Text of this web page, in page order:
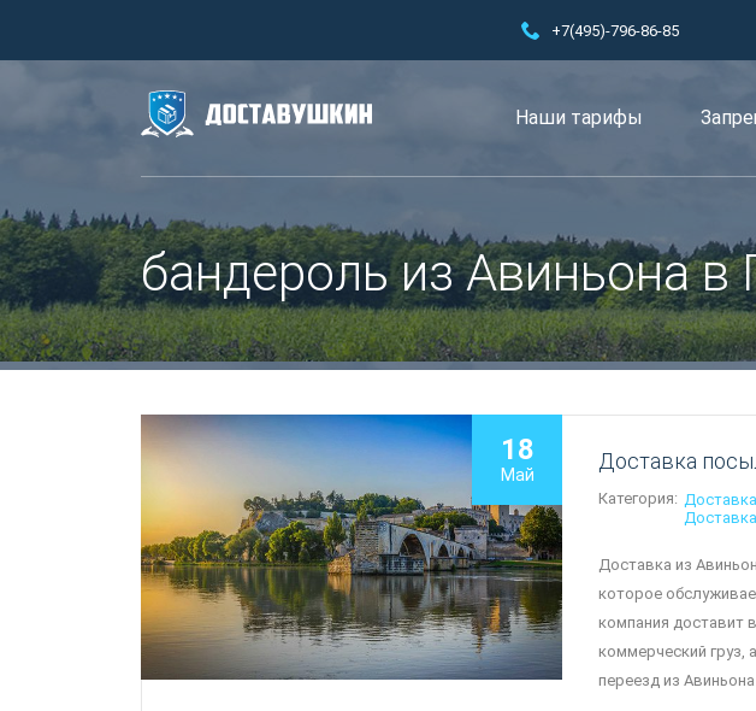
+7(495)-796-86-85
Наши тарифы
бандероль из Авиньона в
18
Май
Доставка
Категория:
Доставка из
которое
компания доставит
коммерческий
переезд из